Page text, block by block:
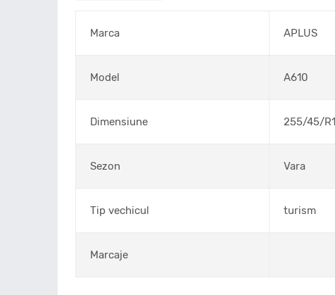
Marca APLUS
Model A610
Dimensiune 255/45/
Sezon Vara
Tip vechicul turism
Marcaje